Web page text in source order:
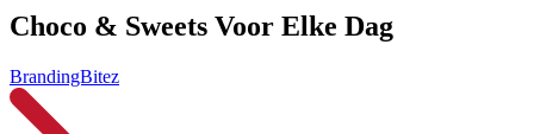
Choco & Sweets Voor Elke Dag
BrandingBitez